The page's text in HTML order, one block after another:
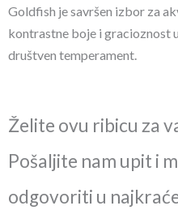
Goldfish je savršen izbor za
kontrastne boje i gracioznost
društven temperament.
Želite ovu ribicu za
Pošaljite nam upit i
odgovoriti u